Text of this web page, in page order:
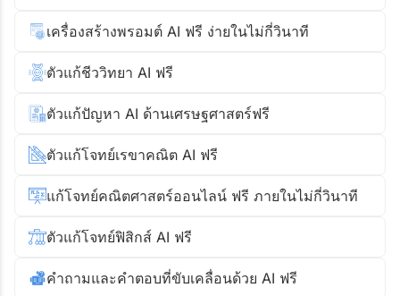
เครื่องสร้างพรอมต์ AI ฟรี ง่ายในไม่กี่วินาที
ตัวแก้ชีววิทยา AI ฟรี
ตัวแก้ปัญหา AI ด้านเศรษฐศาสตร์ฟรี
ตัวแก้โจทย์เรขาคณิต AI ฟรี
แก้โจทย์คณิตศาสตร์ออนไลน์ ฟรี ภายในไม่กี่วินาที
ตัวแก้โจทย์ฟิสิกส์ AI ฟรี
คำถามและคำตอบที่ขับเคลื่อนด้วย AI ฟรี